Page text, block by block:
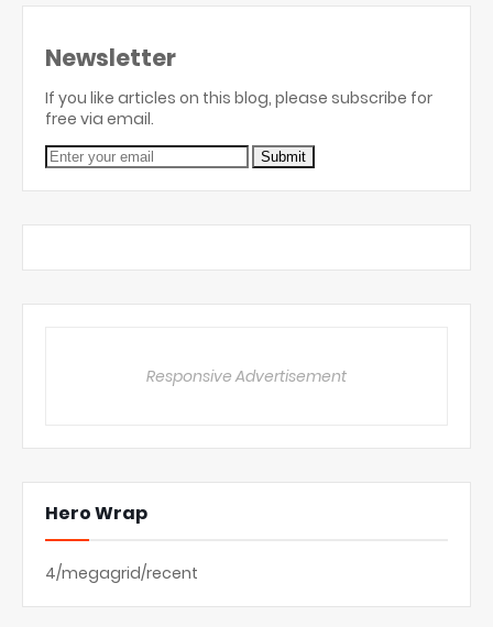
Newsletter
If you like articles on this blog, please subscribe for
free via email.
Responsive Advertisement
Hero Wrap
4/megagrid/recent